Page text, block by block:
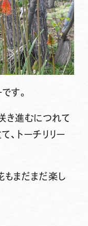
す。
き進むにつれて
、トーチリリー
もまだまだ楽し